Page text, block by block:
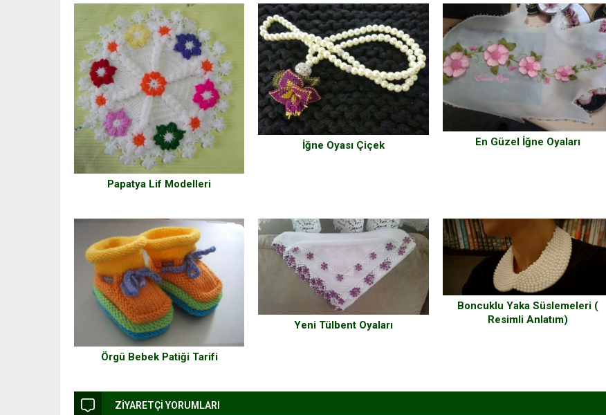
Papatya Lif Modelleri
İğne Oyası Çiçek En Güzel İğne Oyaları
Örgü Bebek Patiği Tarifi
Yeni Tülbent Oyaları
Boncuklu Yaka Süslemeleri (
Resimli Anlatım)
ZİYARETÇİ YORUMLARI